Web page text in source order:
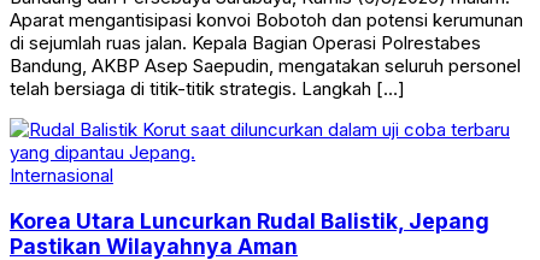
Aparat mengantisipasi konvoi Bobotoh dan potensi kerumunan
di sejumlah ruas jalan. Kepala Bagian Operasi Polrestabes
Bandung, AKBP Asep Saepudin, mengatakan seluruh personel
telah bersiaga di titik-titik strategis. Langkah […]
Internasional
Korea Utara Luncurkan Rudal Balistik, Jepang
Pastikan Wilayahnya Aman